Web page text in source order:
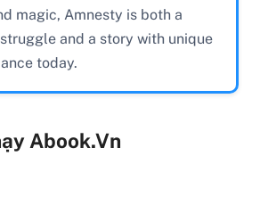
magic, Amnesty is both a
and a story with unique
today.
Abook.vn